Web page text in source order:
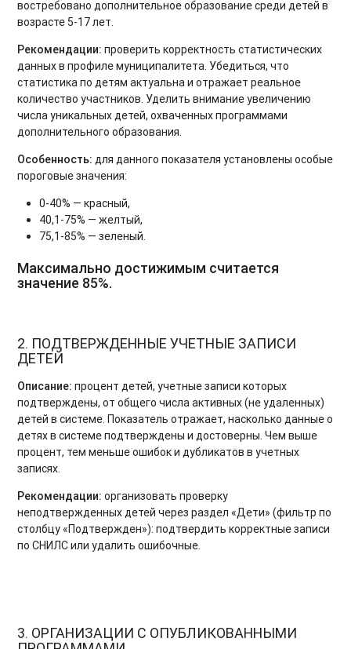
востребовано дополнительное образование среди детей в
возрасте 5-17 лет.
Рекомендации: проверить корректность статистических
данных в профиле муниципалитета. Убедиться, что
статистика по детям актуальна и отражает реальное
количество участников. Уделить внимание увеличению
числа уникальных детей, охваченных программами
дополнительного образования.
Особенность: для данного показателя установлены особые
пороговые значения:
0-40% — красный,
40,1-75% — желтый,
75,1-85% — зеленый.
Максимально достижимым считается
значение 85%.
2. ПОДТВЕРЖДЕННЫЕ УЧЕТНЫЕ ЗАПИСИ
ДЕТЕЙ
Описание: процент детей, учетные записи которых
подтверждены, от общего числа активных (не удаленных)
детей в системе. Показатель отражает, насколько данные о
детях в системе подтверждены и достоверны. Чем выше
процент, тем меньше ошибок и дубликатов в учетных
записях.
Рекомендации: организовать проверку
неподтвержденных детей через раздел «Дети» (фильтр по
столбцу «Подтвержден»): подтвердить корректные записи
по СНИЛС или удалить ошибочные.
3. ОРГАНИЗАЦИИ С ОПУБЛИКОВАННЫМИ